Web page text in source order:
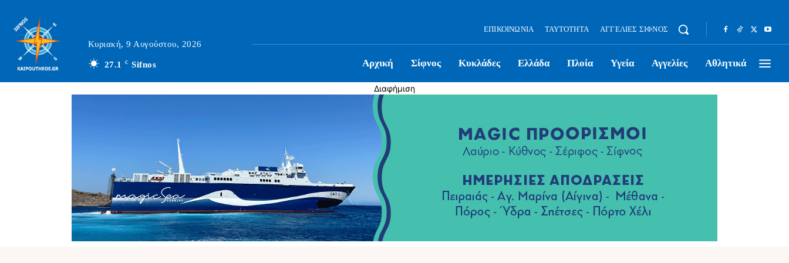
Κυριακή, 9 Αυγούστου, 2026
27.1 C Sifnos
ΕΠΙΚΟΙΝΩΝΊΑ ΤΑΥΤΌΤΗΤΑ ΑΓΓΕΛΊΕΣ ΣΊΦΝΟΣ
Αρχική Σίφνος Κυκλάδες Ελλάδα Πλοία Υγεία Αγγελίες Αθλητικά
Διαφήμιση